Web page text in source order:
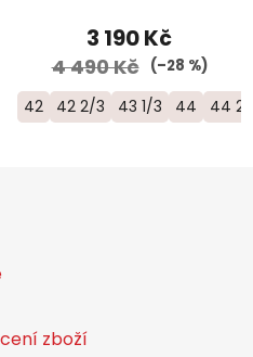
3 190 Kč
4 490 Kč (–28 %)
42 42 2/3 43 1/3 44 44
zboží